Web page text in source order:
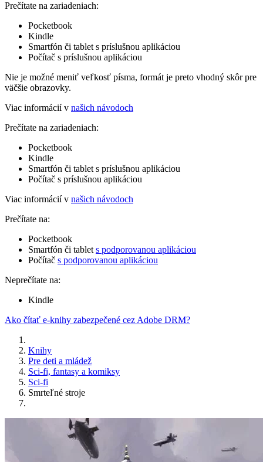
Prečítate na zariadeniach:
Pocketbook
Kindle
Smartfón či tablet s príslušnou aplikáciou
Počítač s príslušnou aplikáciou
Nie je možné meniť veľkosť písma, formát je preto vhodný skôr pre
väčšie obrazovky.
Viac informácií v našich návodoch
Prečítate na zariadeniach:
Pocketbook
Kindle
Smartfón či tablet s príslušnou aplikáciou
Počítač s príslušnou aplikáciou
Viac informácií v našich návodoch
Prečítate na:
Pocketbook
Smartfón či tablet s podporovanou aplikáciou
Počítač s podporovanou aplikáciou
Neprečítate na:
Kindle
Ako čítať e-knihy zabezpečené cez Adobe DRM?
Knihy
Pre deti a mládež
Sci-fi, fantasy a komiksy
Sci-fi
Smrteľné stroje